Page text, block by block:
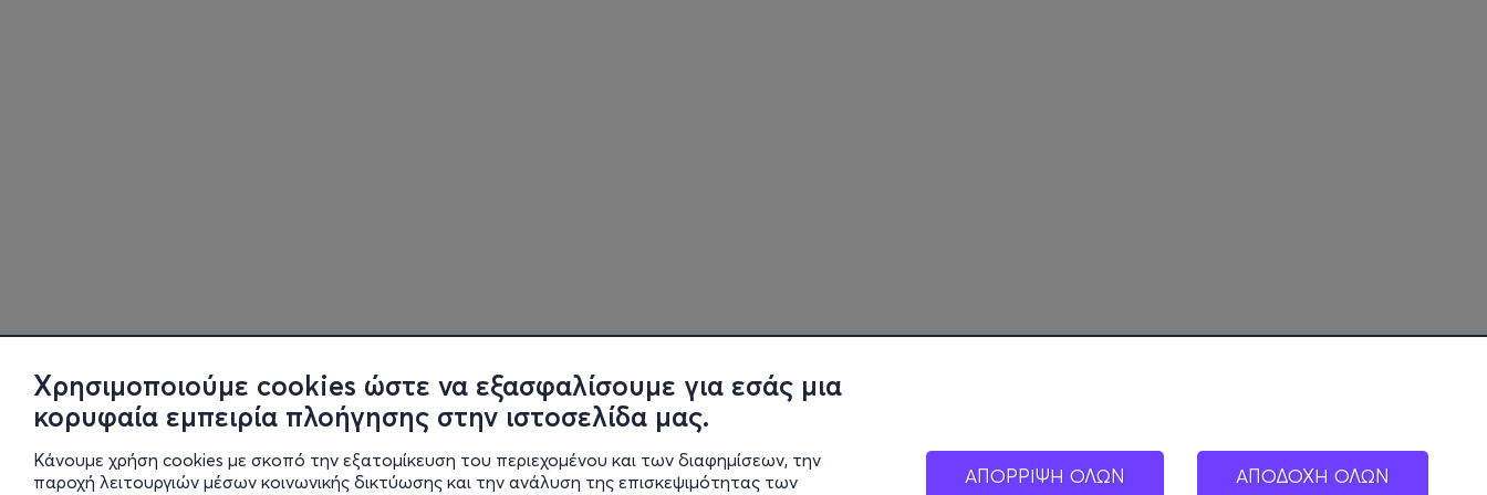
Χρησιμοποιούμε cookies ώστε να εξασφαλίσουμε για εσάς μια
κορυφαία εμπειρία πλοήγησης στην ιστοσελίδα μας.
Κάνουμε χρήση cookies με σκοπό την εξατομίκευση του περιεχομένου και των διαφημίσεων, την
παροχή λειτουργιών μέσων κοινωνικής δικτύωσης και την ανάλυση της επισκεψιμότητας των
ΑΠΟΡΡΙΨΗ ΟΛΩΝ ΑΠΟΔΟΧΗ ΟΛΩΝ